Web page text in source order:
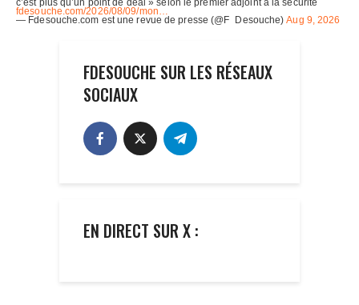
FDESOUCHE SUR LES RÉSEAUX
SOCIAUX
EN DIRECT SUR X :